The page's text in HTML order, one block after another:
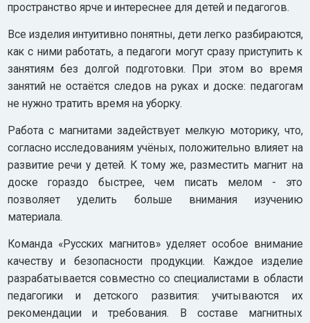
пространство ярче и интереснее для детей и педагогов.
Все изделия интуитивно понятны, дети легко разбираются,
как с ними работать, а педагоги могут сразу приступить к
занятиям без долгой подготовки. При этом во время
занятий не остаётся следов на руках и доске: педагогам
не нужно тратить время на уборку.
Работа с магнитами задействует мелкую моторику, что,
согласно исследованиям учёных, положительно влияет на
развитие речи у детей. К тому же, разместить магнит на
доске гораздо быстрее, чем писать мелом - это
позволяет уделить больше внимания изучению
материала.
Команда «Русских магнитов» уделяет особое внимание
качеству и безопасности продукции. Каждое изделие
разрабатывается совместно со специалистами в области
педагогики и детского развития: учитываются их
рекомендации и требования. В составе магнитных